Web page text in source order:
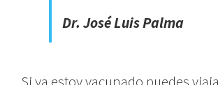
Dr. José Luis Palma
Si ya estoy vacunado puedes